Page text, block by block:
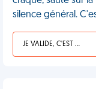
silence général.
JE VALIDE, C'EST UNE VDM